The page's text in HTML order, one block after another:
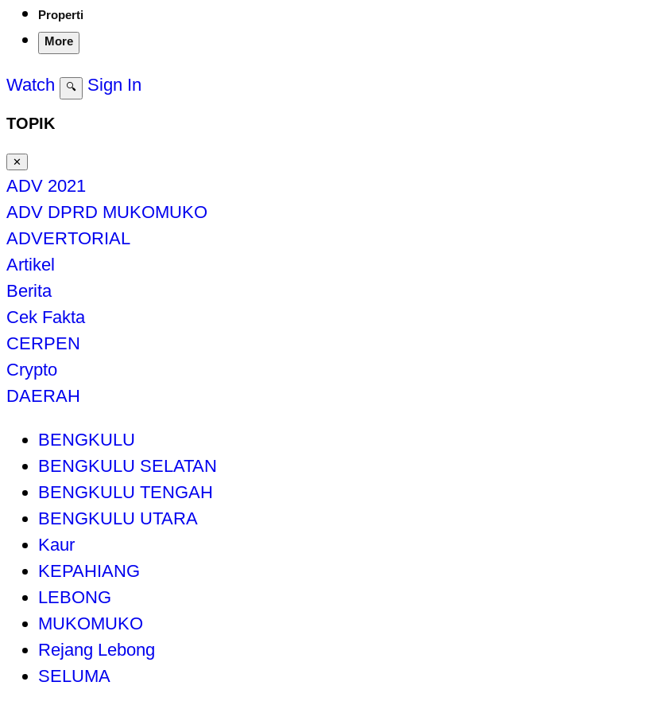
Properti
More
Watch 🔍 Sign In
TOPIK
✕
ADV 2021
ADV DPRD MUKOMUKO
ADVERTORIAL
Artikel
Berita
Cek Fakta
CERPEN
Crypto
DAERAH
BENGKULU
BENGKULU SELATAN
BENGKULU TENGAH
BENGKULU UTARA
Kaur
KEPAHIANG
LEBONG
MUKOMUKO
Rejang Lebong
SELUMA